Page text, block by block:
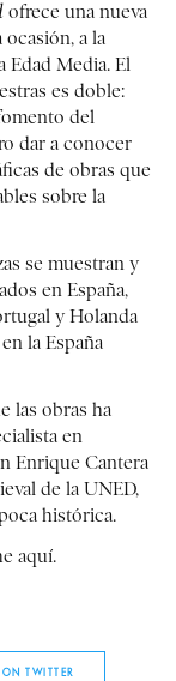
ofrece una nueva
a la
Edad Media. El
es doble:
del
dar a conocer
de obras que
sobre la
se muestran y
en España,
y Holanda
la España
las obras ha
en
Enrique Cantera
de la UNED,
histórica.
aquí.
ON TWITTER